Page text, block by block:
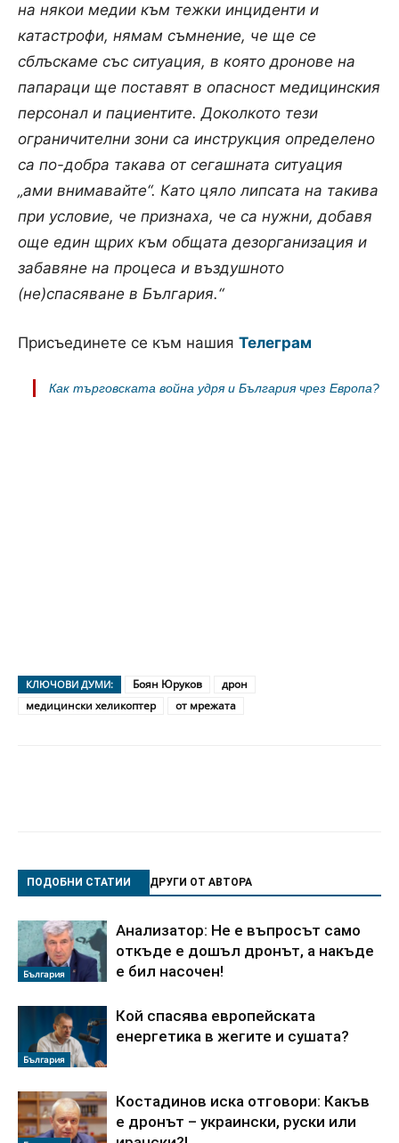
на някои медии към тежки инциденти и
катастрофи, нямам съмнение, че ще се
сблъскаме със ситуация, в която дронове на
папараци ще поставят в опасност медицинския
персонал и пациентите. Доколкото тези
ограничителни зони са инструкция определено
са по-добра такава от сегашната ситуация
„ами внимавайте“. Като цяло липсата на такива
при условие, че признаха, че са нужни, добавя
още един щрих към общата дезорганизация и
забавяне на процеса и въздушното
(не)спасяване в България.“
Присъединете се към нашия Телеграм
Как търговската война удря и България чрез Европа?
КЛЮЧОВИ ДУМИ: Боян Юруков
дрон
медицински хеликоптер
от мрежата
ПОДОБНИ СТАТИИ ДРУГИ ОТ АВТОРА
България
Анализатор: Не е въпросът само
откъде е дошъл дронът, а накъде
е бил насочен!
България
Кой спасява европейската
енергетика в жегите и сушата?
Костадинов иска отговори: Какъв
е дронът – украински, руски или